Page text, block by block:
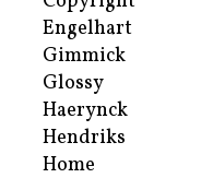
Engelhart
Gimmick
Glossy
Haerynck
Hendriks
Home